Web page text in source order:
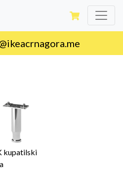
Crne Gore.
kupatilski